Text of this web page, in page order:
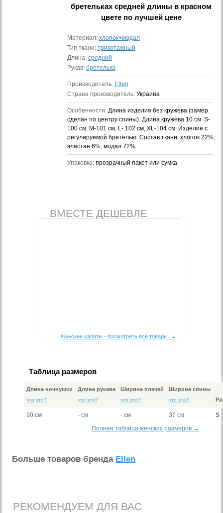
бретельках средней длины в красном
цветепо лучшей цене
Материал: хлопок+модал
Тип ткани: трикотажный
Длина: средний
Рукав: бретелька
Производитель: Ellen
Страна производитель: Украина
Особенности: Длина изделия без кружева (замер
сделан по центру спины). Длина кружева 10 см. S-
100 см, M-101 см, L- 102 см, XL-104 см. Изделие с
регулируемой бретелью. Состав ткани: хлопок 22%,
эластан 6%, модал 72%
Упаковка: прозрачный пакет или сумка
ВМЕСТЕ ДЕШЕВЛЕ
Женские халаты - посмотреть все товары →
Таблица размеров
Длина ночнушки
что это?
Длина рукава
что это?
Ширина плечей
что это?
Ширина спины
что это?
90 см - см - см 37 см
S
Полная таблица женских размеров →
Больше товаров бренда Ellen
РЕКОМЕНДУЕМ ДЛЯ ВАС